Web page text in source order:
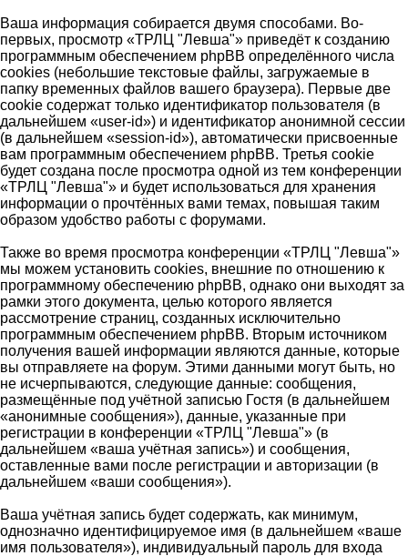
Ваша информация собирается двумя способами. Во-
первых, просмотр «ТРЛЦ "Левша"» приведёт к созданию
программным обеспечением phpBB определённого числа
cookies (небольшие текстовые файлы, загружаемые в
папку временных файлов вашего браузера). Первые две
cookie содержат только идентификатор пользователя (в
дальнейшем «user-id») и идентификатор анонимной сессии
(в дальнейшем «session-id»), автоматически присвоенные
вам программным обеспечением phpBB. Третья cookie
будет создана после просмотра одной из тем конференции
«ТРЛЦ "Левша"» и будет использоваться для хранения
информации о прочтённых вами темах, повышая таким
образом удобство работы с форумами.
Также во время просмотра конференции «ТРЛЦ "Левша"»
мы можем установить cookies, внешние по отношению к
программному обеспечению phpBB, однако они выходят за
рамки этого документа, целью которого является
рассмотрение страниц, созданных исключительно
программным обеспечением phpBB. Вторым источником
получения вашей информации являются данные, которые
вы отправляете на форум. Этими данными могут быть, но
не исчерпываются, следующие данные: сообщения,
размещённые под учётной записью Гостя (в дальнейшем
«анонимные сообщения»), данные, указанные при
регистрации в конференции «ТРЛЦ "Левша"» (в
дальнейшем «ваша учётная запись») и сообщения,
оставленные вами после регистрации и авторизации (в
дальнейшем «ваши сообщения»).
Ваша учётная запись будет содержать, как минимум,
однозначно идентифицируемое имя (в дальнейшем «ваше
имя пользователя»), индивидуальный пароль для входа